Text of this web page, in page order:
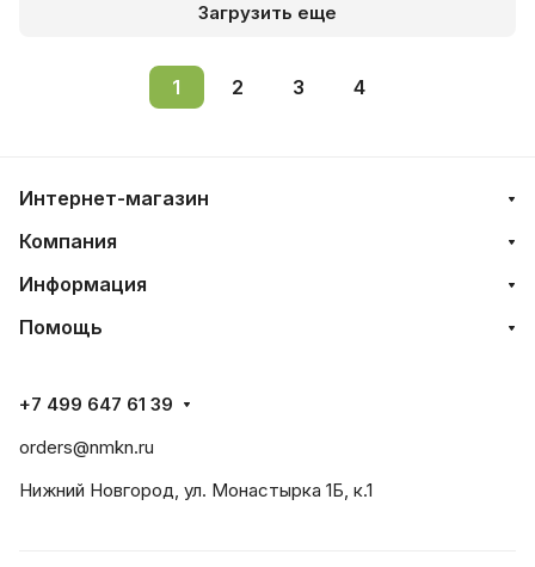
Загрузить еще
1 2 3 4
Интернет-магазин
Компания
Информация
Помощь
+7 499 647 61 39
orders@nmkn.ru
Нижний Новгород, ул. Монастырка 1Б, к.1